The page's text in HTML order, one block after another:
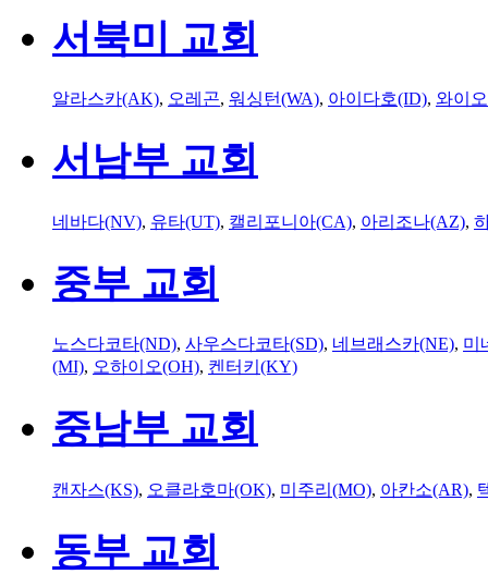
서북미 교회
알라스카(AK), 오레곤, 워싱턴(WA), 아이다호(ID), 와이
서남부 교회
네바다(NV), 유타(UT), 캘리포니아(CA), 아리조나(AZ),
중부 교회
노스다코타(ND), 사우스다코타(SD), 네브래스카(NE), 미
(MI), 오하이오(OH), 켄터키(KY)
중남부 교회
캔자스(KS), 오클라호마(OK), 미주리(MO), 아칸소(AR),
동부 교회